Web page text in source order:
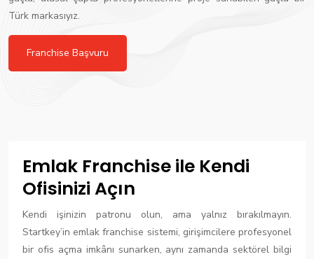
Türk markasıyız.
Franchise Başvuru
Emlak Franchise ile Kendi
Ofisinizi Açın
Kendi işinizin patronu olun, ama yalnız bırakılmayın.
Startkey’in emlak franchise sistemi, girişimcilere profesyonel
bir ofis açma imkânı sunarken, aynı zamanda sektörel bilgi